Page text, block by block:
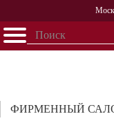
Открыть - закрыть
ФИРМЕННЫЙ